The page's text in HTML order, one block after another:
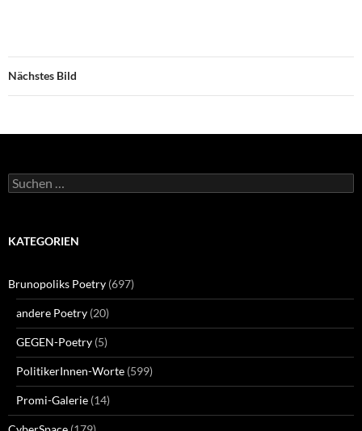
Nächstes Bild
Suchen
nach:
KATEGORIEN
Brunopoliks Poetry (697)
andere Poetry (20)
GEGEN-Poetry (5)
PolitikerInnen-Worte (599)
Promi-Galerie (14)